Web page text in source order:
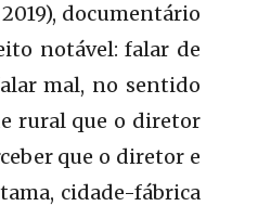
documentário
notável: falar de
mal, no sentido
rural que o diretor
que o diretor e
cidade-fábrica